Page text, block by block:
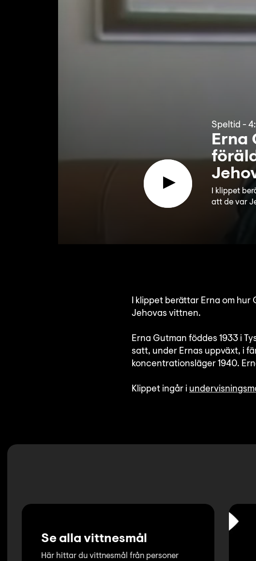
Speltid -
Erna
I klippet
att de var
I klippet berättar Erna om
Jehovas vittnen.
Erna Gutman föddes 1933 i
satt, under Ernas uppväxt, i
koncentrationsläger 1940.
Klippet ingår i
Se alla vittnesmål
Här hittar du vittnesmål från personer